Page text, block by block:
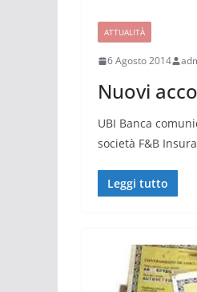
ATTUALITÀ
6 Agosto 2014
Nuovi
UBI Banca
società F&B
Leggi tutto